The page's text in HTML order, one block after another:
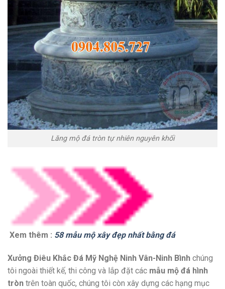
Lăng mộ đá tròn tự nhiên nguyên khối
Xem thêm : 58 mẫu mộ xây đẹp nhất bằng đá
Xưởng Điêu Khắc Đá Mỹ Nghệ Ninh Vân-Ninh Bình chúng
tôi ngoài thiết kế, thi công và lắp đặt các mẫu mộ đá hình
tròn trên toàn quốc, chúng tôi còn xây dựng các hạng mục